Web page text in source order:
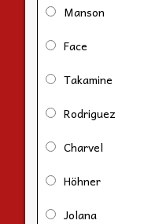
Manson
Face
Takamine
Rodriguez
Charvel
Höhner
Jolana